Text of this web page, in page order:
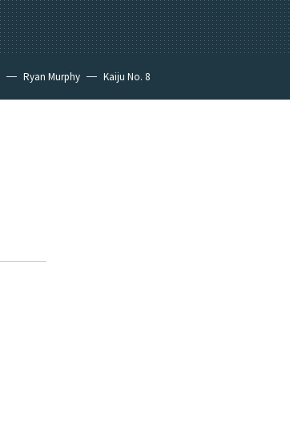
Ryan Murphy Kaiju No. 8